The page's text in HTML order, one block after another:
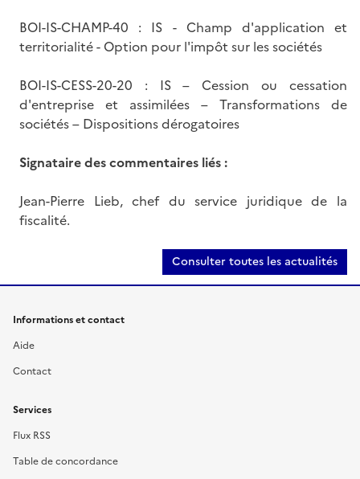
BOI-IS-CHAMP-40 : IS - Champ d'application et
territorialité - Option pour l'impôt sur les sociétés
BOI-IS-CESS-20-20 : IS – Cession ou cessation
d'entreprise et assimilées – Transformations de
sociétés – Dispositions dérogatoires
Signataire des commentaires liés :
Jean-Pierre Lieb, chef du service juridique de la
fiscalité.
Consulter toutes les actualités
Informations et contact
Aide
Contact
Services
Flux RSS
Table de concordance